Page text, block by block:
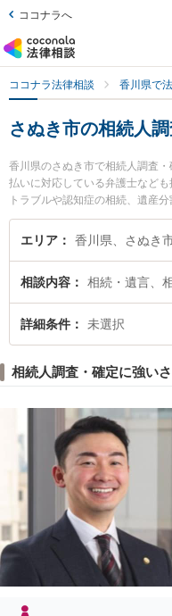
ココナラへ
ココナラ法律相談 香川県で
さぬき市の相続人
香川県のさぬき市で相続人調査
払いに対応している弁護士など
トラブルや認知症の相続、遺産
利です。特に白河原法律事務所
費用、強みなどが注目されてい
人調査・確定のトラブルを今す
続人調査・確定を法律相談でき
でお困りの相談者さんにおすすめ
エリア 香川県、さぬき
相談内容 相続・遺言、
詳細条件 未選択
相続人調査・確定に強い